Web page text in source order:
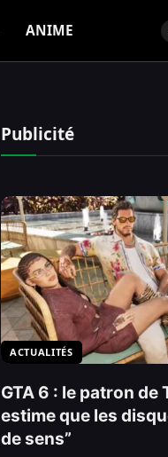
ANIME
Publicité
ACTUALITÉS
GTA 6 : le patron de
estime que les
de sens”